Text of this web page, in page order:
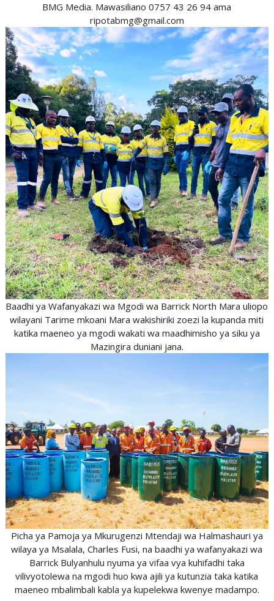
BMG Media. Mawasiliano 0757 43 26 94 ama
ripotabmg@gmail.com
Baadhi ya Wafanyakazi wa Mgodi wa Barrick North Mara uliopo
wilayani Tarime mkoani Mara wakishiriki zoezi la kupanda miti
katika maeneo ya mgodi wakati wa maadhimisho ya siku ya
Mazingira duniani jana.
Picha ya Pamoja ya Mkurugenzi Mtendaji wa Halmashauri ya
wilaya ya Msalala, Charles Fusi, na baadhi ya wafanyakazi wa
Barrick Bulyanhulu nyuma ya vifaa vya kuhifadhi taka
vilivyotolewa na mgodi huo kwa ajili ya kutunzia taka katika
maeneo mbalimbali kabla ya kupelekwa kwenye madampo.